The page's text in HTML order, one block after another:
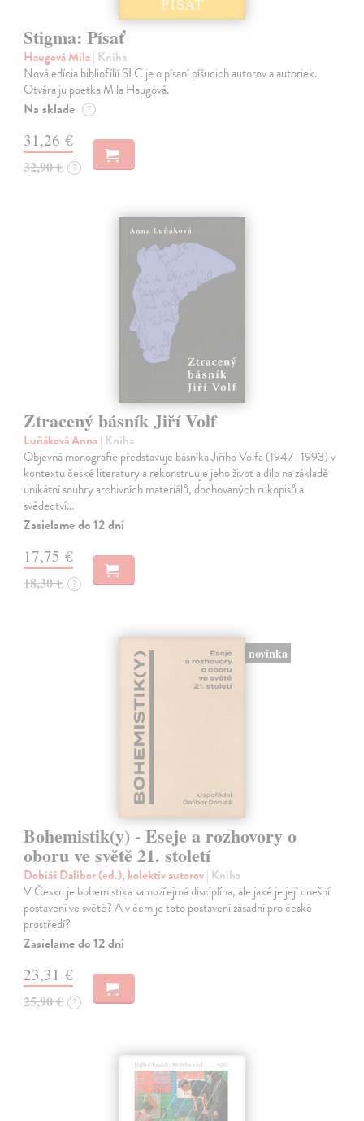
Stigma: Písať
Haugová Mila| Kniha
Nová edícia bibliofílií SLC je o písaní píšucich autorov a autoriek.
Otvára ju poetka Mila Haugová.
Na sklade ?
31,26 €
32,90 € ?
Ztracený básník Jiří Volf
Luňáková Anna| Kniha
Objevná monografie představuje básníka Jiřího Volfa (1947–1993) v
kontextu české literatury a rekonstruuje jeho život a dílo na základě
unikátní souhry archivních materiálů, dochovaných rukopisů a
svědectví…
Zasielame do 12 dní
17,75 €
18,30 € ?
novinka
Bohemistik(y) - Eseje a rozhovory o
oboru ve světě 21. století
Dobiáš Dalibor (ed.), kolektív autorov| Kniha
V Česku je bohemistika samozřejmá disciplína, ale jaké je její dnešní
postavení ve světě? A v čem je toto postavení zásadní pro české
prostředí?
Zasielame do 12 dní
23,31 €
25,90 € ?